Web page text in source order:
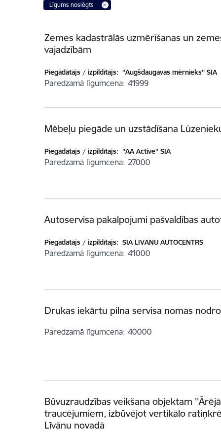
Līgums noslēgts
Zemes kadastrālās uzmērīšanas un
vajadzībām
Piegādātājs / izpildītājs: ''Augšdaugavas mērnieks'' SIA
Paredzamā līgumcena 41999
Mēbeļu piegāde un uzstādīšana
Piegādātājs / izpildītājs: ''AA Active'' SIA
Paredzamā līgumcena 27000
Autoservisa pakalpojumi pašvaldības
Piegādātājs / izpildītājs: SIA LĪVĀNU AUTOCENTRS
Paredzamā līgumcena 41000
Drukas iekārtu pilna servisa nomas
Paredzamā līgumcena 40000
Būvuzraudzības veikšana objektam
traucējumiem, izbūvējot vertikālo
Līvānu novadā